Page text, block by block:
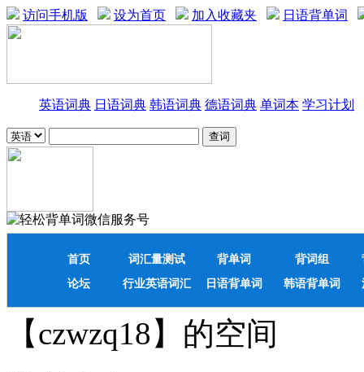
访问手机版 设为首页 加入收藏夹 日语背单词
英语词典 日语词典 韩语词典 德语词典 单词本 学习计划
首页 词汇量测试 背单词 背词组
论坛
行业英语词汇 日语背单词 韩语背单词
【czwzq18】的空间